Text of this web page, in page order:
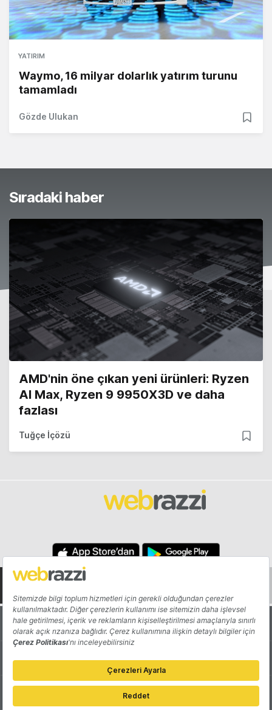
YATIRIM
Waymo, 16 milyar dolarlık yatırım turunu
tamamladı
Gözde Ulukan
Sıradaki haber
AMD'nin öne çıkan yeni ürünleri: Ryzen
AI Max, Ryzen 9 9950X3D ve daha
fazlası
Tuğçe İçözü
Hakkında Yazarlar
Katkıda Bulun Reklam